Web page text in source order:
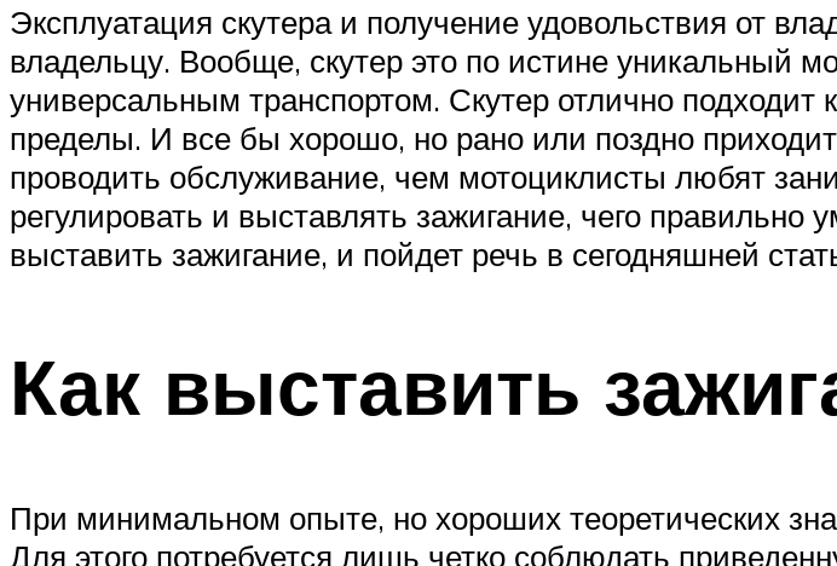
Эксплуатация скутера и получение удовольствия от
владельцу. Вообще, скутер это по истине уникальный
универсальным транспортом. Скутер отлично подходит
пределы. И все бы хорошо, но рано или поздно
проводить обслуживание, чем мотоциклисты любят
регулировать и выставлять зажигание, чего
выставить зажигание, и пойдет речь в сегодняшней
Как выставить
При минимальном опыте, но хороших теоретических
Для этого потребуется лишь четко соблюдать